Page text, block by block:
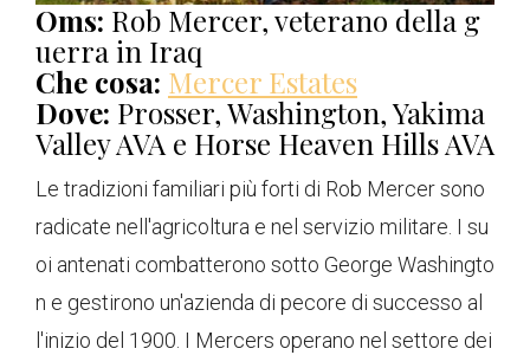
Oms: Rob Mercer, veterano della g
uerra in Iraq
Che cosa: Mercer Estates
Dove: Prosser, Washington, Yakima
Valley AVA e Horse Heaven Hills AVA
Le tradizioni familiari più forti di Rob Mercer sono
radicate nell'agricoltura e nel servizio militare. I su
oi antenati combatterono sotto George Washingto
n e gestirono un'azienda di pecore di successo al
l'inizio del 1900. I Mercers operano nel settore dei